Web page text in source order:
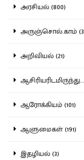
அரசியல் (800)
அருஞ்சொல்.காம்
அறிவியல் (21)
ஆரோக்கியம் (101)
ஆளுமைகள் (191)
இதழியல் (3)